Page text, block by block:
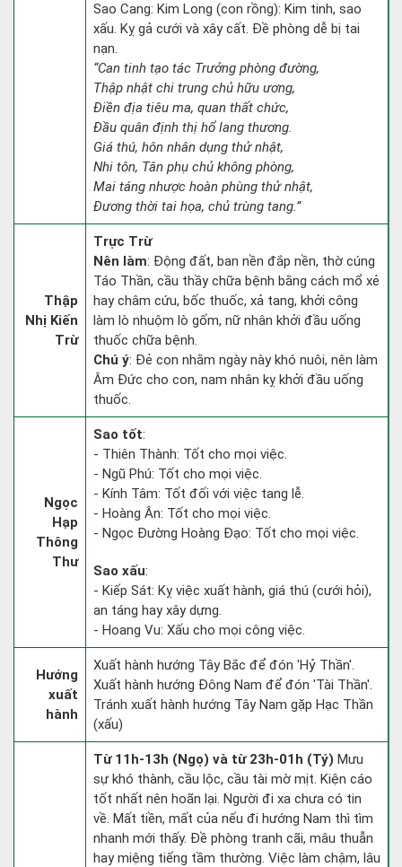
Sao Cang: Kim Long (con rồng): Kim tinh, sao
xấu. Kỵ gả cưới và xây cất. Đề phòng dễ bị tai
nạn.
“Can tinh tạo tác Trưởng phòng đường,
Thập nhật chi trung chủ hữu ương,
Điền địa tiêu ma, quan thất chức,
Đầu quân định thị hổ lang thương.
Giá thú, hôn nhân dụng thử nhật,
Nhi tôn, Tân phụ chủ không phòng,
Mai táng nhược hoàn phùng thử nhật,
Đương thời tai họa, chủ trùng tang.”
Thập
Nhị Kiến
Trừ
Trực Trừ
Nên làm: Động đất, ban nền đắp nền, thờ cúng
Táo Thần, cầu thầy chữa bệnh bằng cách mổ xẻ
hay châm cứu, bốc thuốc, xả tang, khởi công
làm lò nhuộm lò gốm, nữ nhân khởi đầu uống
thuốc chữa bệnh.
Chú ý: Đẻ con nhằm ngày này khó nuôi, nên làm
Âm Đức cho con, nam nhân kỵ khởi đầu uống
thuốc.
Ngọc
Hạp
Thông
Thư
Sao tốt:
- Thiên Thành: Tốt cho mọi việc.
- Ngũ Phú: Tốt cho mọi việc.
- Kính Tâm: Tốt đối với việc tang lễ.
- Hoàng Ân: Tốt cho mọi việc.
- Ngọc Đường Hoàng Đạo: Tốt cho mọi việc.
Sao xấu:
- Kiếp Sát: Kỵ việc xuất hành, giá thú (cưới hỏi),
an táng hay xây dựng.
- Hoang Vu: Xấu cho mọi công việc.
Hướng
xuất
hành
Xuất hành hướng Tây Bắc để đón 'Hỷ Thần'.
Xuất hành hướng Đông Nam để đón 'Tài Thần'.
Tránh xuất hành hướng Tây Nam gặp Hạc Thần
(xấu)
Từ 11h-13h (Ngọ) và từ 23h-01h (Tý) Mưu
sự khó thành, cầu lộc, cầu tài mờ mịt. Kiện cáo
tốt nhất nên hoãn lại. Người đi xa chưa có tin
về. Mất tiền, mất của nếu đi hướng Nam thì tìm
nhanh mới thấy. Đề phòng tranh cãi, mâu thuẫn
hay miệng tiếng tầm thường. Việc làm chậm, lâu